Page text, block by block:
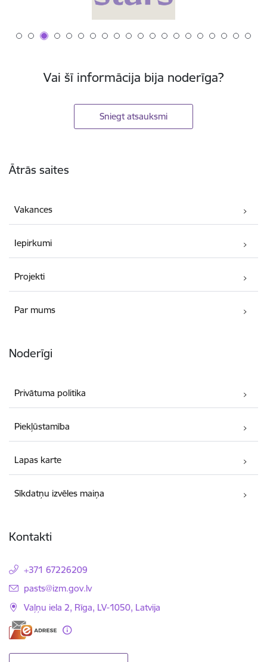
Vai šī informācija bija noderīga?
Sniegt atsauksmi
Ātrās saites
Vakances
Iepirkumi
Projekti
Par mums
Noderīgi
Privātuma politika
Piekļūstamība
Lapas karte
Sīkdatņu izvēles maiņa
Kontakti
+371 67226209
E-pasts:
pasts@izm.gov.lv
Vaļņu iela 2, Rīga, LV-1050, Latvija